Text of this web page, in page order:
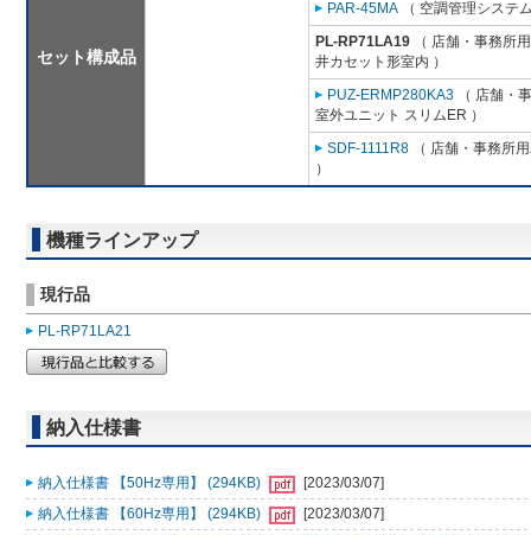
セット構成品
PAR-45MA （ 空調管理システ
PL-RP71LA19 （ 店舗・事務所
井カセット形室内 ）
PUZ-ERMP280KA3 （ 店舗・
室外ユニット スリムER ）
SDF-1111R8 （ 店舗・事務所
）
機種ラインアップ
現行品
PL-RP71LA21
納入仕様書
納入仕様書 【50Hz専用】 (294KB)
[2023/03/07]
納入仕様書 【60Hz専用】 (294KB)
[2023/03/07]